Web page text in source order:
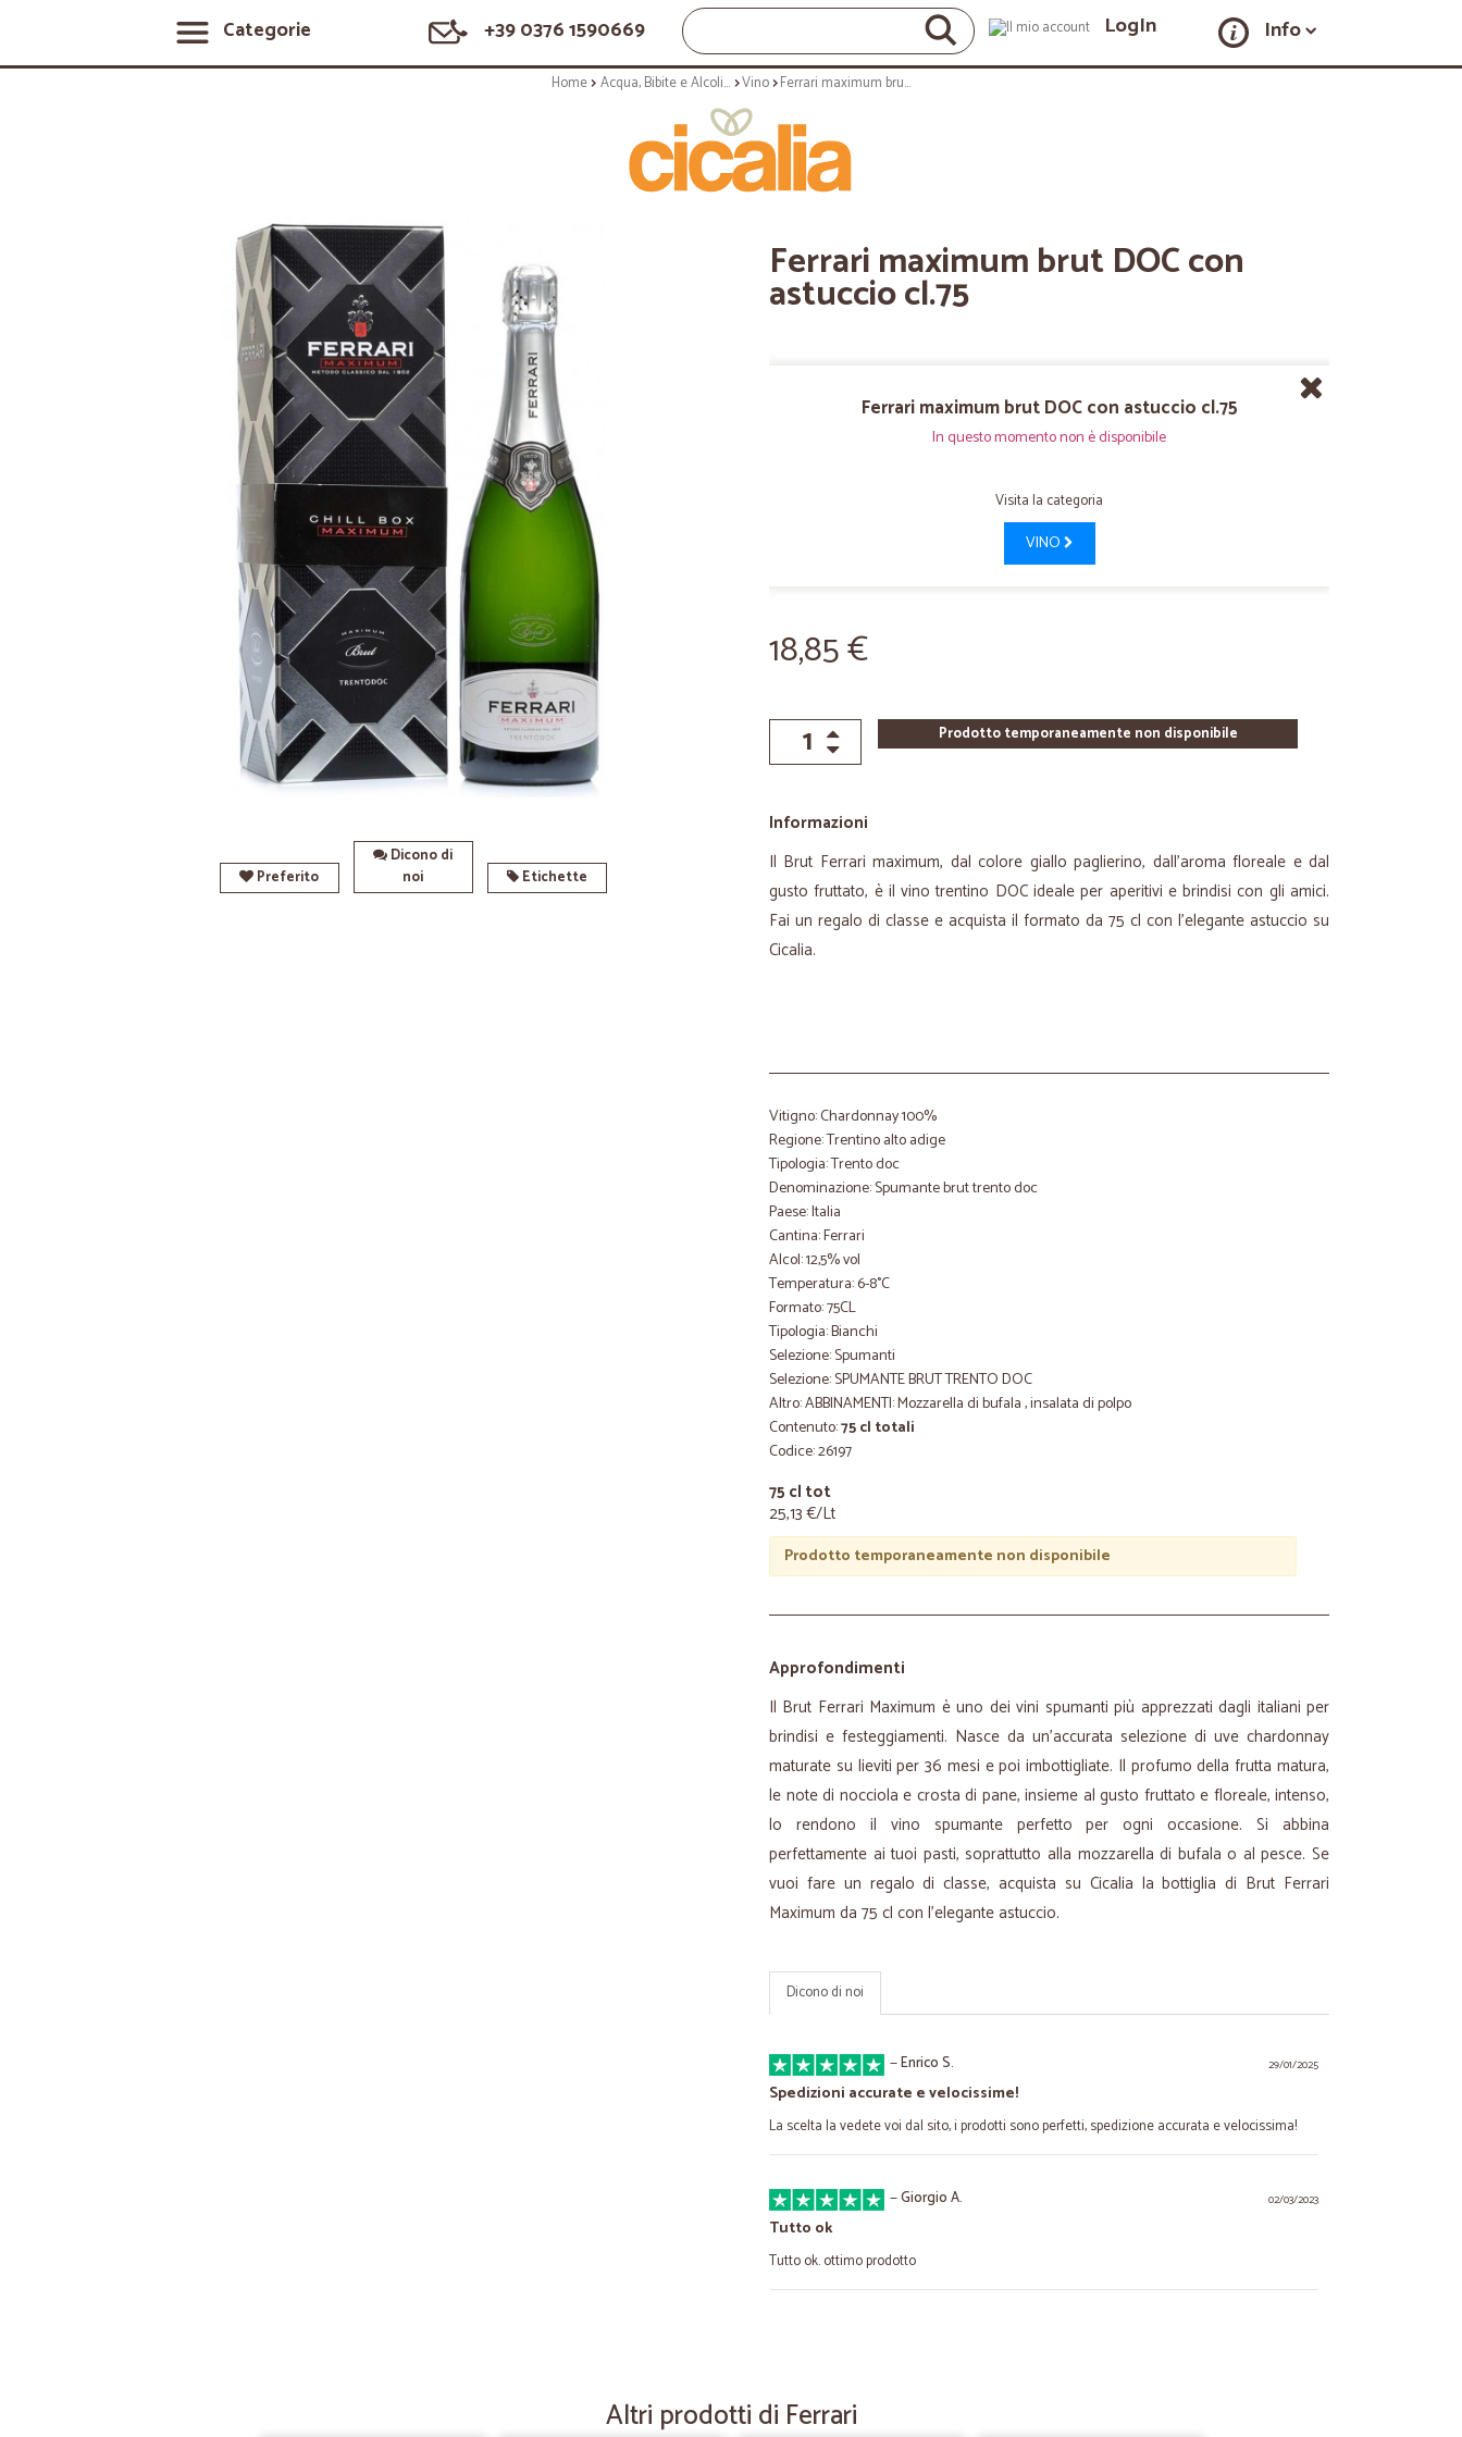
Categorie +39 0376 1590669 LogIn Info
Home Acqua, Bibite e Alcolici Vino Ferrari maximum brut DOC con astuccio cl.75
Preferito
Dicono di
noi
Etichette
Ferrari maximum brut DOC con
astuccio cl.75
Ferrari maximum brut DOC con astuccio cl.75
In questo momento non è disponibile
Visita la categoria
VINO
18,85 €
Prodotto temporaneamente non disponibile
Informazioni
Il Brut Ferrari maximum, dal colore giallo paglierino, dall’aroma floreale e dal
gusto fruttato, è il vino trentino DOC ideale per aperitivi e brindisi con gli amici.
Fai un regalo di classe e acquista il formato da 75 cl con l’elegante astuccio su
Cicalia.
Vitigno: Chardonnay 100%
Regione: Trentino alto adige
Tipologia: Trento doc
Denominazione: Spumante brut trento doc
Paese: Italia
Cantina: Ferrari
Alcol: 12,5% vol
Temperatura: 6-8°C
Formato: 75CL
Tipologia: Bianchi
Selezione: Spumanti
Selezione: SPUMANTE BRUT TRENTO DOC
Altro: ABBINAMENTI: Mozzarella di bufala , insalata di polpo
Contenuto:75 cl totali
Codice: 26197
75 cl tot
25,13 €/Lt
Prodotto temporaneamente non disponibile
Approfondimenti
Il Brut Ferrari Maximum è uno dei vini spumanti più apprezzati dagli italiani per
brindisi e festeggiamenti. Nasce da un’accurata selezione di uve chardonnay
maturate su lieviti per 36 mesi e poi imbottigliate. Il profumo della frutta matura,
le note di nocciola e crosta di pane, insieme al gusto fruttato e floreale, intenso,
lo rendono il vino spumante perfetto per ogni occasione. Si abbina
perfettamente ai tuoi pasti, soprattutto alla mozzarella di bufala o al pesce. Se
vuoi fare un regalo di classe, acquista su Cicalia la bottiglia di Brut Ferrari
Maximum da 75 cl con l’elegante astuccio.
Dicono di noi
29/01/2025
—Enrico S.
Spedizioni accurate e velocissime!
La scelta la vedete voi dal sito, i prodotti sono perfetti, spedizione accurata e velocissima!
02/03/2023
—Giorgio A.
Tutto ok
Tutto ok. ottimo prodotto
Altri prodotti di Ferrari